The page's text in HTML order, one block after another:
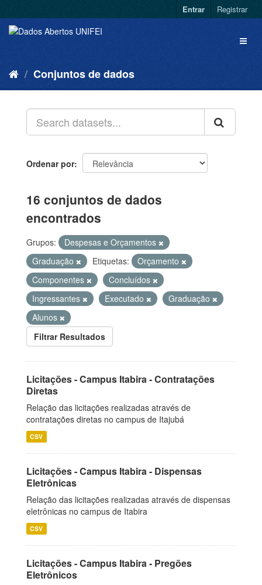
Entrar Registrar
Conjuntos de dados
Ordenar por
16 conjuntos de dados
encontrados
Grupos:
Despesas e Orçamentos
Graduação
Etiquetas:
Orçamento
Componentes
Concluídos
Ingressantes
Executado
Graduação
Alunos
Filtrar Resultados
Licitações - Campus Itabira - Contratações
Diretas
Relação das licitações realizadas através de
contratações diretas no campus de Itajubá
CSV
Licitações - Campus Itabira - Dispensas
Eletrônicas
Relação das licitações realizadas através de dispensas
eletrônicas no campus de Itabira
CSV
Licitações - Campus Itabira - Pregões
Eletrônicos